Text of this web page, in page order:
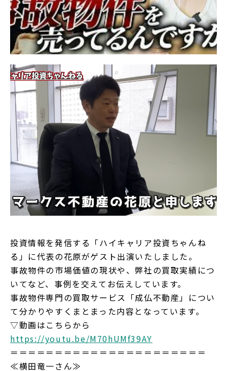
投資情報を発信する「ハイキャリア投資ちゃんね
る」に代表の花原がゲスト出演いたしました。
事故物件の市場価値の現状や、弊社の買取実績につ
いてなど、事例を交えてお伝えしています。
事故物件専門の買取サービス「成仏不動産」につい
て分かりやすくまとまった内容となっています。
▽動画はこちらから
https://youtu.be/M70hUMf39AY
＝＝＝＝＝＝＝＝＝＝＝＝＝＝＝＝＝＝＝＝＝＝
≪横田竜一さん≫
ニュース&メディア
運営会社
プライバシーポリシー